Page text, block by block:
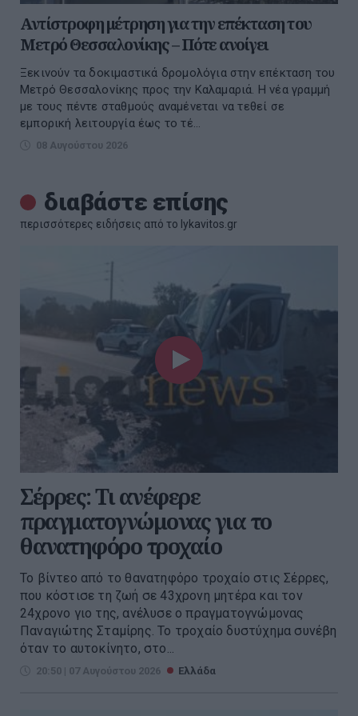
Αντίστροφη μέτρηση για την επέκταση του
Μετρό Θεσσαλονίκης – Πότε ανοίγει
Ξεκινούν τα δοκιμαστικά δρομολόγια στην επέκταση του
Μετρό Θεσσαλονίκης προς την Καλαμαριά. Η νέα γραμμή
με τους πέντε σταθμούς αναμένεται να τεθεί σε
εμπορική λειτουργία έως το τέ...
08 Αυγούστου 2026
διαβάστε επίσης
περισσότερες ειδήσεις από το lykavitos.gr
Σέρρες: Τι ανέφερε
πραγματογνώμονας για το
θανατηφόρο τροχαίο
Το βίντεο από το θανατηφόρο τροχαίο στις Σέρρες,
που κόστισε τη ζωή σε 43χρονη μητέρα και τον
24χρονο γιο της, ανέλυσε ο πραγματογνώμονας
Παναγιώτης Σταμίρης. Το τροχαίο δυστύχημα συνέβη
όταν το αυτοκίνητο, στο...
20:50 | 07 Αυγούστου 2026 Ελλάδα